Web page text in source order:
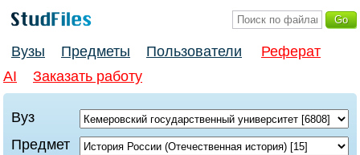
Вузы Предметы Пользователи
Реферат
AI
Заказать работу
Вуз
Предмет